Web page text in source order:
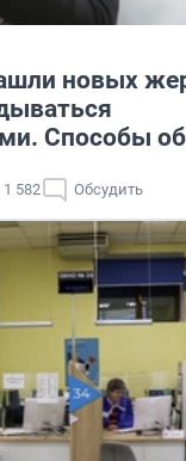
новых
Способы
1 582 Обсудить